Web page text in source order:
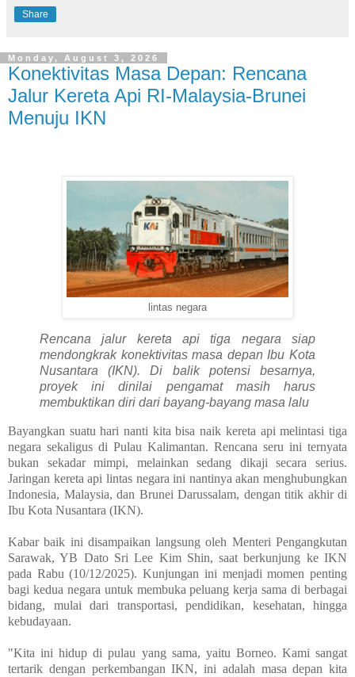
Share
Monday, August 3, 2026
Konektivitas Masa Depan: Rencana
Jalur Kereta Api RI-Malaysia-Brunei
Menuju IKN
lintas negara
Rencana jalur kereta api tiga negara siap
mendongkrak konektivitas masa depan Ibu Kota
Nusantara (IKN). Di balik potensi besarnya,
proyek ini dinilai pengamat masih harus
membuktikan diri dari bayang-bayang masa lalu
Bayangkan suatu hari nanti kita bisa naik kereta api melintasi tiga
negara sekaligus di Pulau Kalimantan. Rencana seru ini ternyata
bukan sekadar mimpi, melainkan sedang dikaji secara serius.
Jaringan kereta api lintas negara ini nantinya akan menghubungkan
Indonesia, Malaysia, dan Brunei Darussalam, dengan titik akhir di
Ibu Kota Nusantara (IKN).
Kabar baik ini disampaikan langsung oleh Menteri Pengangkutan
Sarawak, YB Dato Sri Lee Kim Shin, saat berkunjung ke IKN
pada Rabu (10/12/2025). Kunjungan ini menjadi momen penting
bagi kedua negara untuk membuka peluang kerja sama di berbagai
bidang, mulai dari transportasi, pendidikan, kesehatan, hingga
kebudayaan.
"Kita ini hidup di pulau yang sama, yaitu Borneo. Kami sangat
tertarik dengan perkembangan IKN, ini adalah masa depan kita